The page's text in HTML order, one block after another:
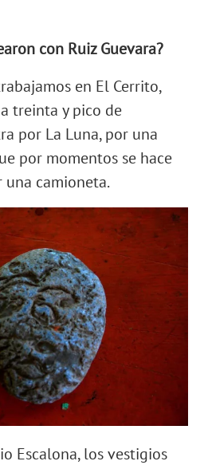
con RuizGuevara?
en El Cerrito,
treinta y pico de
por La Luna, por una
por momentos se hace
camioneta.
Escalona, los vestigios